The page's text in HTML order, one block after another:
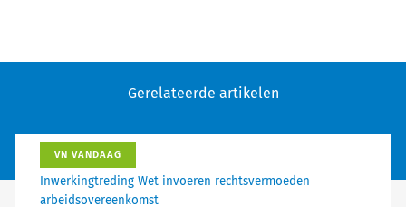
Gerelateerde artikelen
VN VANDAAG
Inwerkingtreding Wet invoeren rechtsvermoeden
arbeidsovereenkomst